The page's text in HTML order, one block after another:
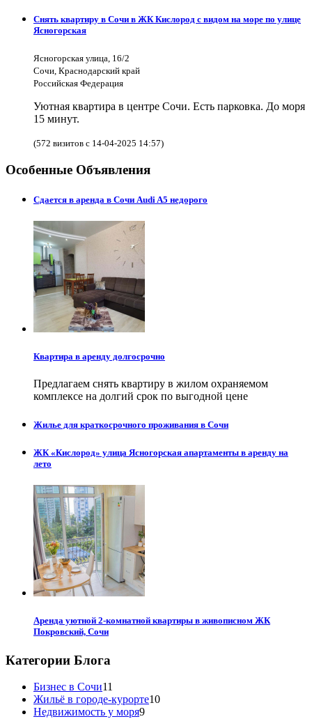
Снять квартиру в Сочи в ЖК Кислород с видом на море по улице
Ясногорская
Ясногорская улица, 16/2
Сочи, Краснодарский край
Российская Федерация
Уютная квартира в центре Сочи. Есть парковка. До моря
15 минут.
(572 визитов с 14-04-2025 14:57)
Особенные Объявления
Сдается в аренда в Сочи Audi A5 недорого
Квартира в аренду долгосрочно
Предлагаем снять квартиру в жилом охраняемом
комплексе на долгий срок по выгодной цене
Жилье для краткосрочного проживания в Сочи
ЖК «Кислород» улица Ясногорская апартаменты в аренду на
лето
Аренда уютной 2-комнатной квартиры в живописном ЖК
Покровский, Сочи
Категории Блога
Бизнес в Сочи11
Жильё в городе-курорте10
Недвижимость у моря9